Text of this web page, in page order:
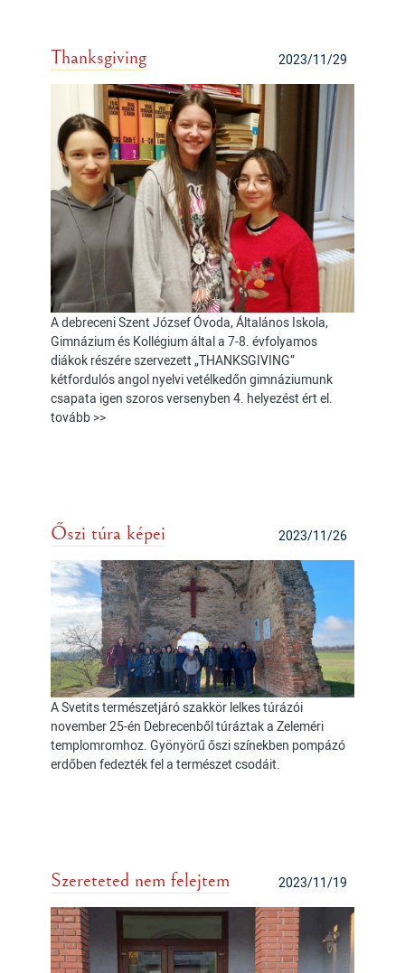
2023/11/29
Thanksgiving
A debreceni Szent József Óvoda, Általános Iskola,
Gimnázium és Kollégium által a 7-8. évfolyamos
diákok részére szervezett „THANKSGIVING”
kétfordulós angol nyelvi vetélkedőn gimnáziumunk
csapata igen szoros versenyben 4. helyezést ért el.
tovább >>
2023/11/26
Őszi túra képei
A Svetits természetjáró szakkör lelkes túrázói
november 25-én Debrecenből túráztak a Zeleméri
templomromhoz. Gyönyörű őszi színekben pompázó
erdőben fedezték fel a természet csodáit.
2023/11/19
Szereteted nem felejtem